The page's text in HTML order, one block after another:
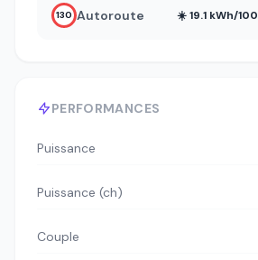
PERFORMANCES
Puissance
Puissance (ch)
Couple
130 Autoroute ☀️ 19.1 kWh/100